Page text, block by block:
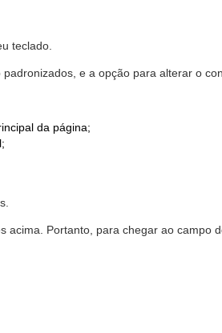
teclado.
e a opção para alterar o
da página;
Portanto, para chegar ao campo